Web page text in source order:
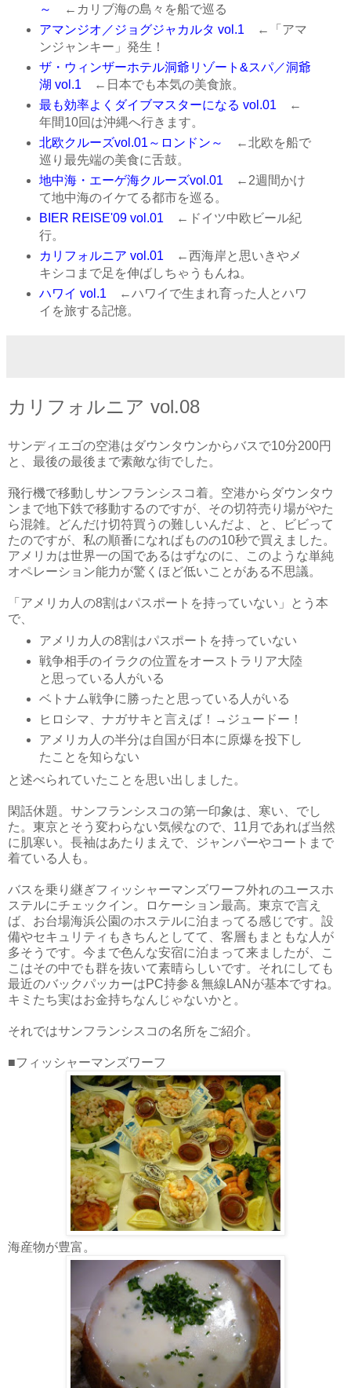
～
←カリブ海の島々を船で巡る
アマンジオ／ジョグジャカルタ vol.1 ←「アマ
ンジャンキー」発生！
ザ・ウィンザーホテル洞爺リゾート&スパ／洞爺
湖 vol.1 ←日本でも本気の美食旅。
最も効率よくダイブマスターになる vol.01 ←
年間10回は沖縄へ行きます。
北欧クルーズvol.01～ロンドン～
←北欧を船で
巡り最先端の美食に舌鼓。
地中海・エーゲ海クルーズvol.01 ←2週間かけ
て地中海のイケてる都市を巡る。
BIER REISE'09 vol.01 ←ドイツ中欧ビール紀
行。
カリフォルニア vol.01 ←西海岸と思いきやメ
キシコまで足を伸ばしちゃうもんね。
ハワイ vol.1 ←ハワイで生まれ育った人とハワ
イを旅する記憶。
カリフォルニア vol.08
サンディエゴの空港はダウンタウンからバスで10分200円
と、最後の最後まで素敵な街でした。
飛行機で移動しサンフランシスコ着。空港からダウンタウ
ンまで地下鉄で移動するのですが、その切符売り場がやた
ら混雑。どんだけ切符買うの難しいんだよ、と、ビビって
たのですが、私の順番になればものの10秒で買えました。
アメリカは世界一の国であるはずなのに、このような単純
オペレーション能力が驚くほど低いことがある不思議。
「アメリカ人の8割はパスポートを持っていない」とう本
で、
アメリカ人の8割はパスポートを持っていない
戦争相手のイラクの位置をオーストラリア大陸
と思っている人がいる
ベトナム戦争に勝ったと思っている人がいる
ヒロシマ、ナガサキと言えば！→ジュードー！
アメリカ人の半分は自国が日本に原爆を投下し
たことを知らない
と述べられていたことを思い出しました。
閑話休題。サンフランシスコの第一印象は、寒い、でし
た。東京とそう変わらない気候なので、11月であれば当然
に肌寒い。長袖はあたりまえで、ジャンパーやコートまで
着ている人も。
バスを乗り継ぎフィッシャーマンズワーフ外れのユースホ
ステルにチェックイン。ロケーション最高。東京で言え
ば、お台場海浜公園のホステルに泊まってる感じです。設
備やセキュリティもきちんとしてて、客層もまともな人が
多そうです。今まで色んな安宿に泊まって来ましたが、こ
こはその中でも群を抜いて素晴らしいです。それにしても
最近のバックパッカーはPC持参＆無線LANが基本ですね。
キミたち実はお金持ちなんじゃないかと。
それではサンフランシスコの名所をご紹介。
■フィッシャーマンズワーフ
海産物が豊富。